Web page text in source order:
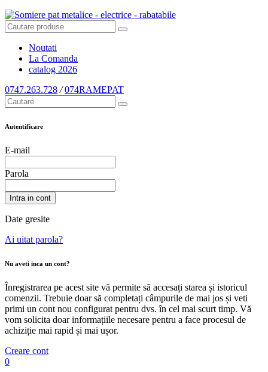
Noutati
La Comanda
catalog 2026
0747.263.728 / 074RAMEPAT
Autentificare
E-mail
Parola
Intra in cont
Date gresite
Ai uitat parola?
Nu aveti inca un cont?
Înregistrarea pe acest site vă permite să accesați starea și istoricul
comenzii. Trebuie doar să completați câmpurile de mai jos și veti
primi un cont nou configurat pentru dvs. în cel mai scurt timp. Vă
vom solicita doar informațiile necesare pentru a face procesul de
achiziție mai rapid și mai ușor.
Creare cont
0